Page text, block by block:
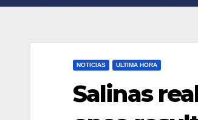
NOTICIAS ULTIMA HORA
Salinas